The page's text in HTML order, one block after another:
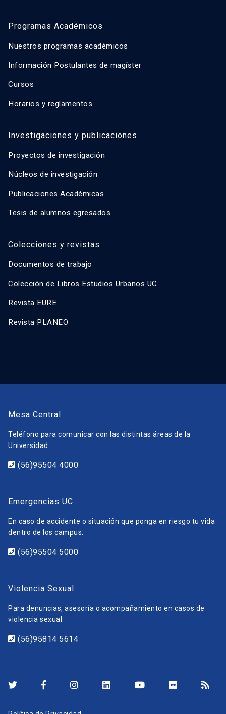
Programas Académicos
Nuestros programas académicos
Información Postulantes de magíster
Cursos
Horarios y reglamentos
Investigaciones y publicaciones
Proyectos de investigación
Núcleos de investigación
Publicaciones Académicas
Tesis de alumnos egresados
Colecciones y revistas
Documentos de trabajo
Colección de Libros Estudios Urbanos UC
Revista EURE
Revista PLANEO
Mesa Central
Teléfono para comunicar con las distintas áreas de la
Universidad.
(56)95504 4000
Emergencias UC
En caso de accidente o situación que ponga en riesgo tu vida
dentro de los campus.
(56)95504 5000
Violencia Sexual
Para denuncias, asesoría o acompañamiento en casos de
violencia sexual.
(56)95814 5614